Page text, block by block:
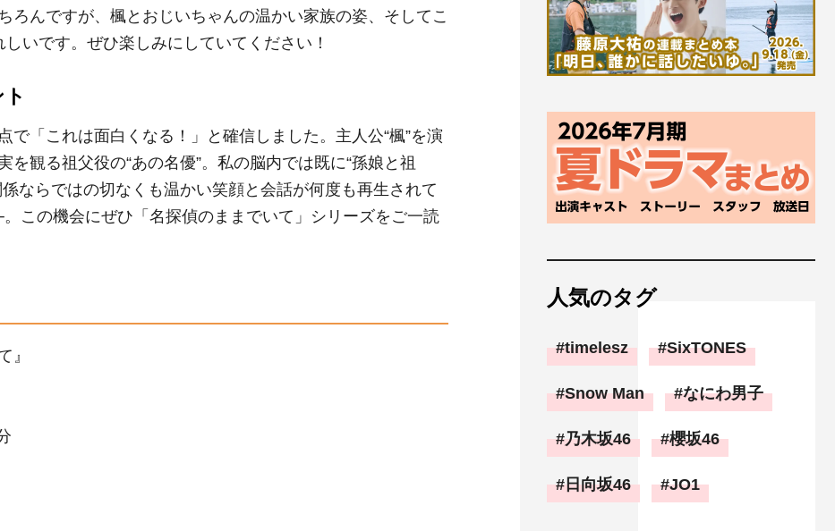
ろんですが、楓とおじいちゃんの温かい家族の姿、そしてこ
いです。ぜひ楽しみにしていてください！
で「これは面白くなる！」と確信しました。主人公“楓”を演
観る祖父役の“あの名優”。私の脳内では既に“孫娘と祖
ならではの切なくも温かい笑顔と会話が何度も再生されて
この機会にぜひ「名探偵のままでいて」シリーズをご一読
』
人気のタグ
timelesz SixTONES
Snow Man なにわ男子
乃木坂46 櫻坂46
日向坂46 JO1